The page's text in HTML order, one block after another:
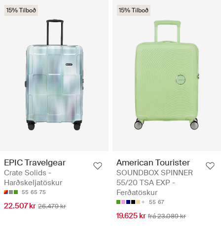
15% Tilboð
EPIC Travelgear
Crate Solids -
Harðskeljatöskur
55 65 75
22.507 kr 26.479 kr
15% Tilboð
American Tourister
SOUNDBOX SPINNER
55/20 TSA EXP -
Ferðatöskur
55 67
19.625 kr frá 23.089 kr